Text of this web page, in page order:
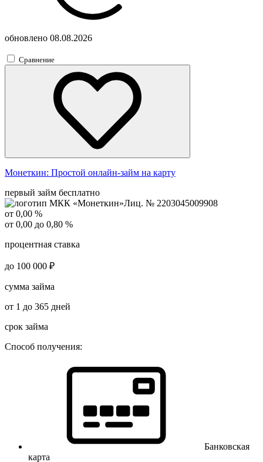
обновлено 08.08.2026
Сравнение
Монеткин: Простой онлайн-займ на карту
первый займ бесплатно
Лиц. № 2203045009908
от 0,00 %
от 0,00 до 0,80 %
процентная ставка
до 100 000 ₽
сумма займа
от 1 до 365 дней
срок займа
Способ получения:
Банковская
карта